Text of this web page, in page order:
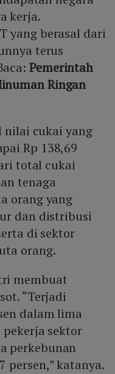
kerja.
yang berasal dari
terus
Pemerintah
Ringan
nilai cukai yang
Rp 138,69
total cukai
tenaga
orang yang
dan distribusi
di sektor
orang.
membuat
“Terjadi
dalam lima
sektor
perkebunan
persen,” katanya.